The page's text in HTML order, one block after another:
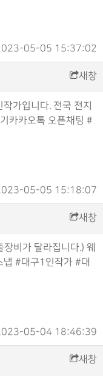
05-05 15:37:02
새창
가입니다. 전국 전지
카카오톡 오픈채팅 #
05-05 15:18:07
새창
비가 달라집니다.) 웨
#대구1인작가 #대
05-04 18:46:39
새창